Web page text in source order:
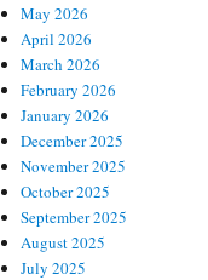
May 2026
April 2026
March 2026
February 2026
January 2026
December 2025
November 2025
October 2025
September 2025
August 2025
July 2025